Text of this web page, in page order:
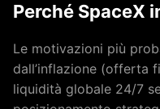
Perché SpaceX
Le motivazioni più
dall’inflazione (offerta
liquidità globale 24/7